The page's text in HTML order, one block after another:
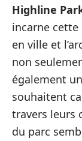
Highline
incarne
en ville et
non
également
souhaitent
travers leurs
du parc